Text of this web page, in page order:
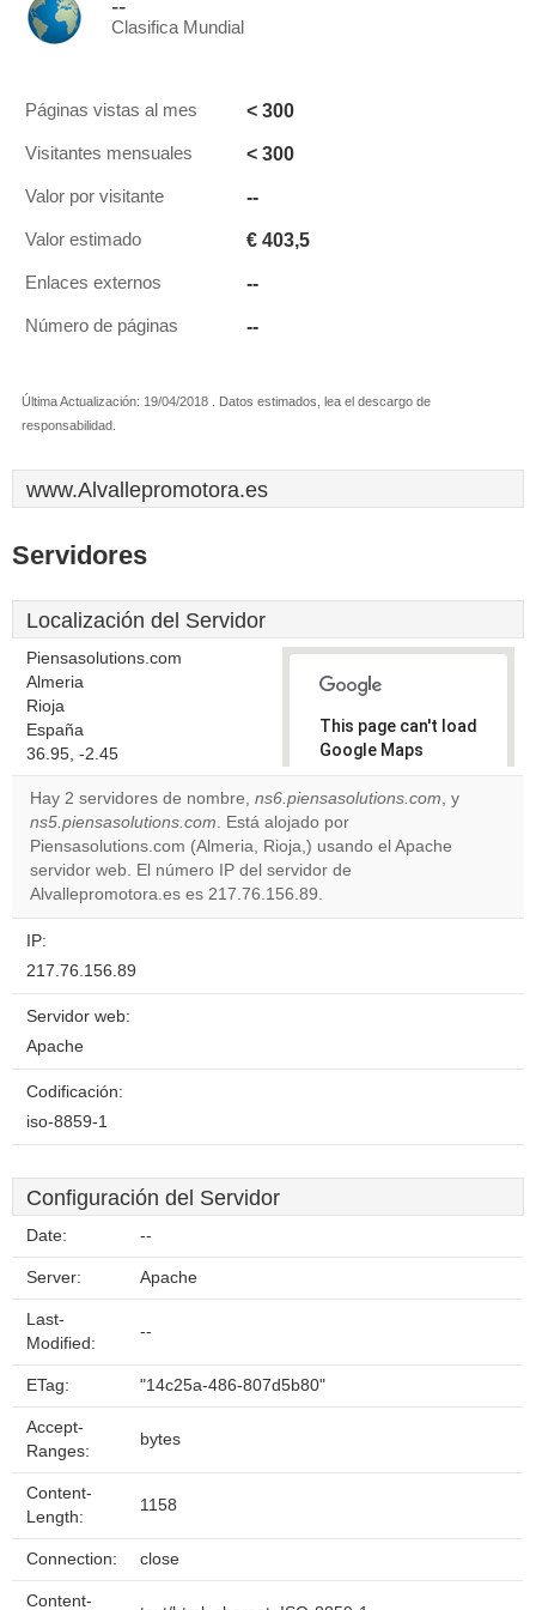
--
Clasifica Mundial
Páginas vistas al mes < 300
Visitantes mensuales < 300
Valor por visitante --
Valor estimado € 403,5
Enlaces externos --
Número de páginas --
Última Actualización: 19/04/2018 . Datos estimados, lea el descargo de
responsabilidad.
www.Alvallepromotora.es
Servidores
Localización del Servidor
Piensasolutions.com
Almeria
Rioja
España
36.95, -2.45
This page can't load
Google Maps
correctly.
Do you
own this
website?
Hay 2 servidores de nombre, ns6.piensasolutions.com, y
ns5.piensasolutions.com. Está alojado por
Piensasolutions.com (Almeria, Rioja,) usando el Apache
servidor web. El número IP del servidor de
Alvallepromotora.es es 217.76.156.89.
IP:
217.76.156.89
Servidor web:
Apache
Codificación:
iso-8859-1
Configuración del Servidor
Date: --
Server: Apache
Last-
Modified:
--
ETag: "14c25a-486-807d5b80"
Accept-
Ranges:
bytes
Content-
Length:
1158
Connection: close
Content-